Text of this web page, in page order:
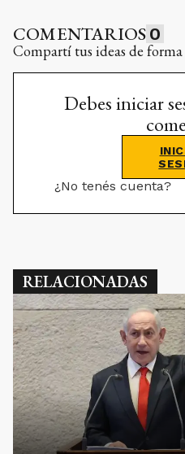
COMENTARIOS 0
Compartí tus ideas de forma
Debes iniciar
¿No tenés cuenta?
RELACIONADAS